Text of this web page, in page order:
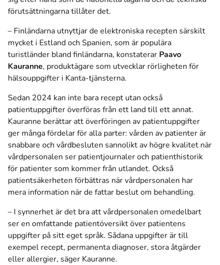
förutsättningarna tillåter det.
– Finländarna utnyttjar de elektroniska recepten särskilt
mycket i Estland och Spanien, som är populära
turistländer bland finländarna, konstaterar Paavo
Kauranne, produktägare som utvecklar rörligheten för
hälsouppgifter i Kanta-tjänsterna.
Sedan 2024 kan inte bara recept utan också
patientuppgifter överföras från ett land till ett annat.
Kauranne berättar att överföringen av patientuppgifter
ger många fördelar för alla parter: vården av patienter är
snabbare och vårdbesluten sannolikt av högre kvalitet när
vårdpersonalen ser patientjournaler och patienthistorik
för patienter som kommer från utlandet. Också
patientsäkerheten förbättras när vårdpersonalen har
mera information när de fattar beslut om behandling.
– I synnerhet är det bra att vårdpersonalen omedelbart
ser en omfattande patientöversikt över patientens
uppgifter på sitt eget språk. Sådana uppgifter är till
exempel recept, permanenta diagnoser, stora åtgärder
eller allergier, säger Kauranne.